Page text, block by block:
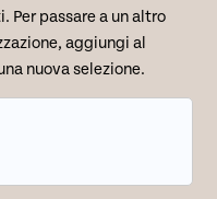
passare a un altro
aggiungi al
nuova selezione.